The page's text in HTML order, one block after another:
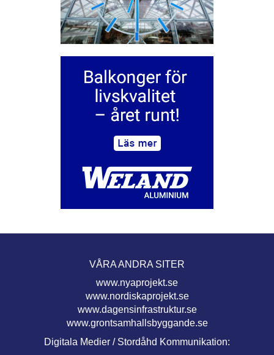
VÅRA ANDRA SITER
www.nyaprojekt.se
www.nordiskaprojekt.se
www.dagensinfrastruktur.se
www.grontsamhallsbyggande.se
Digitala Medier / Stordåhd Kommunikation: